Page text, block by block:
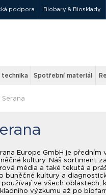
podpora Biobary & Biosklady
Spotřební materiál
Serana
Europe GmbH je
kultury. Náš sortiment
média a také tekutá a
buněčné kultury a
používají ve všech oblastech,
výzkumu až po